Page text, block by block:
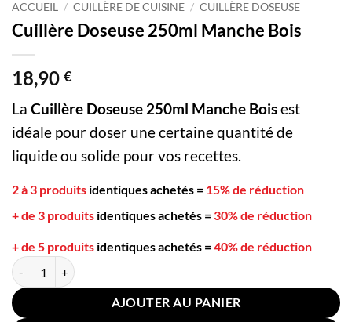
ACCUEIL / CUILLÈRE DE CUISINE / CUILLÈRE DOSEUSE
Cuillère Doseuse 250ml Manche Bois
18,90 €
La Cuillère Doseuse 250ml Manche Boisest
idéale pour doser une certaine quantité de
liquide ou solide pour vos recettes.
2 à 3 produits identiques achetés = 15% de réduction
+ de 3 produits identiques achetés = 30% de réduction
+ de 5 produits identiques achetés =40% de réduction
quantité de Cuillère Doseuse 250ml Manche Bois
AJOUTER AU PANIER